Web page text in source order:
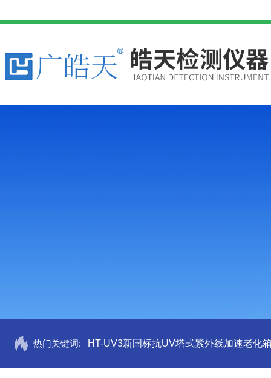
热门关键词: HT-UV3新国标抗UV塔式紫外线加速老化